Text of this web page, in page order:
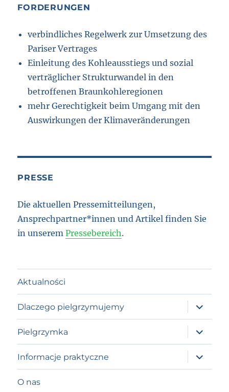
FORDERUNGEN
verbindliches Regelwerk zur Umsetzung des
Pariser Vertrages
Einleitung des Kohleausstiegs und sozial
verträglicher Strukturwandel in den
betroffenen Braunkohleregionen
mehr Gerechtigkeit beim Umgang mit den
Auswirkungen der Klimaveränderungen
PRESSE
Die aktuellen Pressemitteilungen,
Ansprechpartner*innen und Artikel finden Sie
in unseremPressebereich.
Aktualności
Dlaczego pielgrzymujemy
expand
child
menu
Pielgrzymka
expand
child
menu
Informacje praktyczne
expand
child
menu
O nas